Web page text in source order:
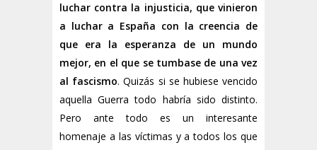
luchar contra la injusticia, que vinieron
a luchar a España con la creencia de
que era la esperanza de un mundo
mejor, en el que se tumbase de una vez
al fascismo. Quizás si se hubiese vencido
aquella Guerra todo habría sido distinto.
Pero ante todo es un interesante
homenaje a las víctimas y a todos los que